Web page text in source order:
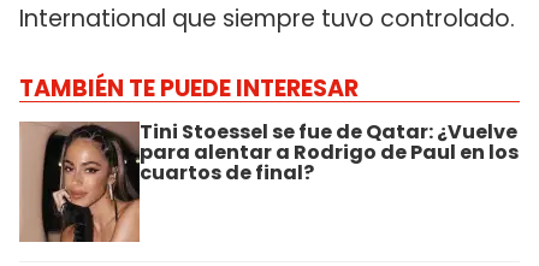
International que siempre tuvo controlado.
TAMBIÉN TE PUEDE INTERESAR
Tini Stoessel se fue de Qatar: ¿Vuelve
para alentar a Rodrigo de Paul en los
cuartos de final?